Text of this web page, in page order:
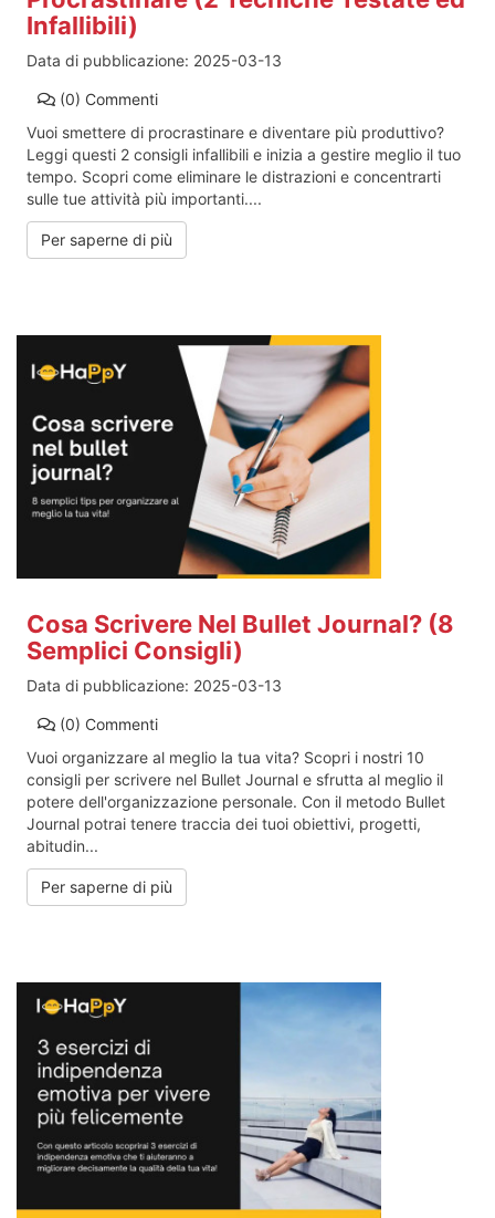
Infallibili)
Data di pubblicazione: 2025-03-13
(0) Commenti
Vuoi smettere di procrastinare e diventare più produttivo?
Leggi questi 2 consigli infallibili e inizia a gestire meglio il tuo
tempo. Scopri come eliminare le distrazioni e concentrarti
sulle tue attività più importanti....
Per saperne di più
Cosa Scrivere Nel Bullet Journal? (8
Semplici Consigli)
Data di pubblicazione: 2025-03-13
(0) Commenti
Vuoi organizzare al meglio la tua vita? Scopri i nostri 10
consigli per scrivere nel Bullet Journal e sfrutta al meglio il
potere dell'organizzazione personale. Con il metodo Bullet
Journal potrai tenere traccia dei tuoi obiettivi, progetti,
abitudin...
Per saperne di più